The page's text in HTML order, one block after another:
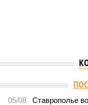
05/08
Ставрополье